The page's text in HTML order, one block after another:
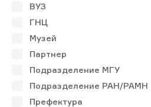
ВУЗ
ГНЦ
Музей
Партнер
Подразделение МГУ
Подразделение РАН/РАМН
Префектура